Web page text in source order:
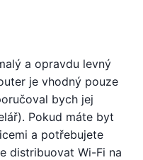
a opravdu levný
je vhodný pouze
bych jej
Pokud máte byt
a potřebujete
distribuovat Wi-Fi na